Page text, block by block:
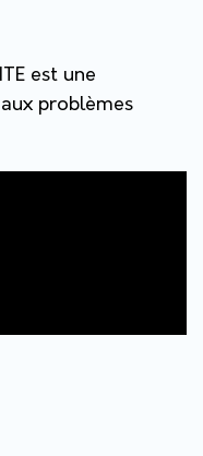
est une
problèmes